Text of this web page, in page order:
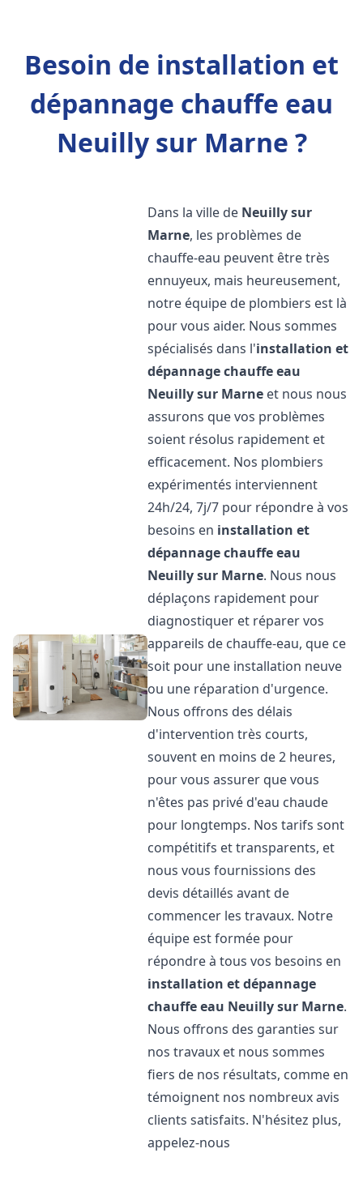
Besoin de installation et
dépannage chauffe eau
Neuilly sur Marne ?
Dans la ville de Neuilly sur
Marne, les problèmes de
chauffe-eau peuvent être très
ennuyeux, mais heureusement,
notre équipe de plombiers est là
pour vous aider. Nous sommes
spécialisés dans l'installation et
dépannage chauffe eau
Neuilly sur Marne et nous nous
assurons que vos problèmes
soient résolus rapidement et
efficacement. Nos plombiers
expérimentés interviennent
24h/24, 7j/7 pour répondre à vos
besoins en installation et
dépannage chauffe eau
Neuilly sur Marne. Nous nous
déplaçons rapidement pour
diagnostiquer et réparer vos
appareils de chauffe-eau, que ce
soit pour une installation neuve
ou une réparation d'urgence.
Nous offrons des délais
d'intervention très courts,
souvent en moins de 2 heures,
pour vous assurer que vous
n'êtes pas privé d'eau chaude
pour longtemps. Nos tarifs sont
compétitifs et transparents, et
nous vous fournissions des
devis détaillés avant de
commencer les travaux. Notre
équipe est formée pour
répondre à tous vos besoins en
installation et dépannage
chauffe eau Neuilly sur Marne.
Nous offrons des garanties sur
nos travaux et nous sommes
fiers de nos résultats, comme en
témoignent nos nombreux avis
clients satisfaits. N'hésitez plus,
appelez-nous